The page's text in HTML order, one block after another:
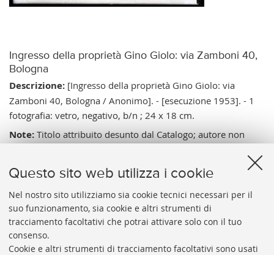
Questo sito web utilizza i cookie
Nel nostro sito utilizziamo sia cookie tecnici necessari per il
suo funzionamento, sia cookie e altri strumenti di
tracciamento facoltativi che potrai attivare solo con il tuo
consenso.
Cookie e altri strumenti di tracciamento facoltativi sono usati
Ingresso della proprietà Gino Giolo: via Zamboni 40,
Bologna
Descrizione:[Ingresso della proprietà Gino Giolo: via
Zamboni 40, Bologna / Anonimo]. - [esecuzione 1953]. - 1
fotografia: vetro, negativo, b/n ; 24 x 18 cm.
Note:Titolo attribuito desunto dal Catalogo; autore non
data, 18 luglio 1953, è stampata sul manifesto del Partito
Socialista Italiano affisso sotto la pubblicità del Formaggino
Bebè Galbani, vedi le lastre EDIUNIBO Cà Giolo 002, 003,
004. - Il civico 40 corrisponde all’odierno civico 38.
Vai al catalogo: https://sol.unibo.it/SebinaOpac/.do?
idopac=UBO02927216